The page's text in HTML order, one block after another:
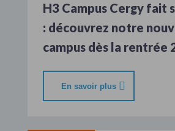
H3 Campus Cergy fait
: découvrez notre
campus dès la rentrée
En savoir plus